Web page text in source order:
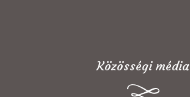
Közösségi média